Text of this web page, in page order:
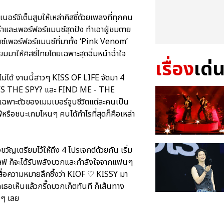
อร์จีเต็มสูบให้เหล่าคิสซี่ด้วยเพลงที่ทุกคน
ละเพอร์ฟอร์แมนซ์สุดปัง ทำเอาผู้ชมตาย
เพอร์ฟอร์แมนซ์ที่มาทั้ง ‘Pink Venom’
าให้คิสซี่ไทยโดยเฉพาะสุดอิ่มหนำฉ่ำใจ
ด้ งานนี้สาวๆ KISS OF LIFE จัดมา 4
THE SPY? และ FIND ME - THE
พาะตัวของเมมเบอร์จูบชีวิตแต่ละคนเป็น
รือชนะเกมไหนๆ คนได้กำไรที่สุดก็คือเหล่า
เตรียมไว้ให้ถึง 4 โปรเจกต์ด้วยกัน เริ่ม
ก็จะได้รับพลังบวกและกำลังใจจากแฟนๆ
วามหมายลึกซึ้งว่า KIOF ♡ KISSY มา
ธอเห็นแล้วกรี๊ดบวกเก็ตทันที ก็เส้นทาง
เลย
เรื่องเด่น